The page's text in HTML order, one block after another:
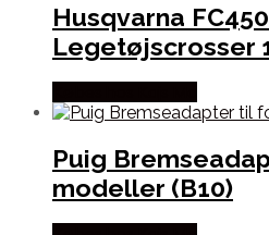
Husqvarna
Legetøjscrosser
Puig
modeller (B10)